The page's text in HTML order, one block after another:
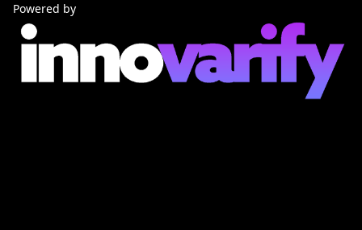
Powered by